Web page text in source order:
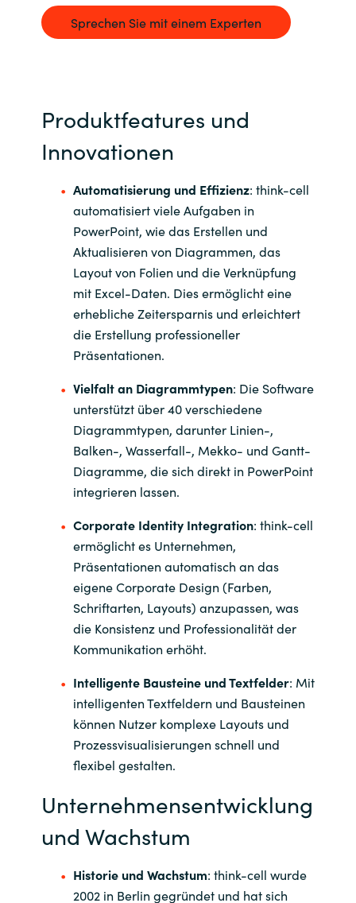
Finland
India
Indonesia
Kingdom of Saudi Arabia
Kuwait
Lithuania
Malaysia
Middle East
Netherlands
Norway
Oman
Poland
Portugal
Sprechen Sie mit einem Experten
Produktfeatures und
Innovationen
Automatisierung und Effizienz: think-cell
automatisiert viele Aufgaben in
PowerPoint, wie das Erstellen und
Aktualisieren von Diagrammen, das
Layout von Folien und die Verknüpfung
mit Excel-Daten. Dies ermöglicht eine
erhebliche Zeitersparnis und erleichtert
die Erstellung professioneller
Präsentationen.
Vielfalt an Diagrammtypen: Die Software
unterstützt über 40 verschiedene
Diagrammtypen, darunter Linien-,
Balken-, Wasserfall-, Mekko- und Gantt-
Diagramme, die sich direkt in PowerPoint
integrieren lassen.
Corporate Identity Integration: think-cell
ermöglicht es Unternehmen,
Präsentationen automatisch an das
eigene Corporate Design (Farben,
Schriftarten, Layouts) anzupassen, was
die Konsistenz und Professionalität der
Kommunikation erhöht.
Intelligente Bausteine und Textfelder: Mit
intelligenten Textfeldern und Bausteinen
können Nutzer komplexe Layouts und
Prozessvisualisierungen schnell und
flexibel gestalten.
Unternehmensentwicklung
und Wachstum
Historie und Wachstum: think-cell wurde
2002 in Berlin gegründet und hat sich